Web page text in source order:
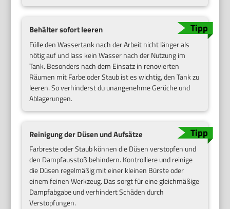
Behälter sofort leeren
Fülle den Wassertank nach der Arbeit nicht länger als
nötig auf und lass kein Wasser nach der Nutzung im
Tank. Besonders nach dem Einsatz in renovierten
Räumen mit Farbe oder Staub ist es wichtig, den Tank zu
leeren. So verhinderst du unangenehme Gerüche und
Ablagerungen.
Reinigung der Düsen und Aufsätze
Farbreste oder Staub können die Düsen verstopfen und
den Dampfausstoß behindern. Kontrolliere und reinige
die Düsen regelmäßig mit einer kleinen Bürste oder
einem feinen Werkzeug. Das sorgt für eine gleichmäßige
Dampfabgabe und verhindert Schäden durch
Verstopfungen.